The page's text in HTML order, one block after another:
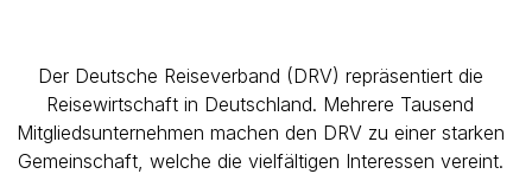
Der Deutsche Reiseverband (DRV) repräsentiert die
Reisewirtschaft in Deutschland. Mehrere Tausend
Mitgliedsunternehmen machen den DRV zu einer starken
Gemeinschaft, welche die vielfältigen Interessen vereint.